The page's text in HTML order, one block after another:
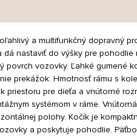
a multifunkčný dopravný
nastaviť do výšky pre
vozovky. Ľahké gumené
prekážok. Hmotnosť rámu s
pre dieťa a vnútorné
systémom v ráme.
polohy. Kočík je
a poskytuje pohodlie.